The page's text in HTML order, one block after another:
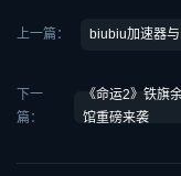
上一篇： biubiu加速器
下一
篇：
《命运2》铁旗
馆重磅来袭